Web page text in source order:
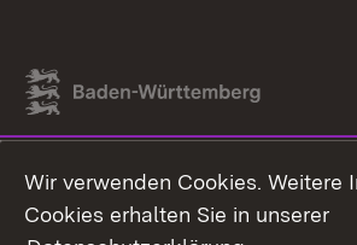
Link zum Landesportal
Wir verwenden Cookies. Weitere
Cookies erhalten Sie in unserer